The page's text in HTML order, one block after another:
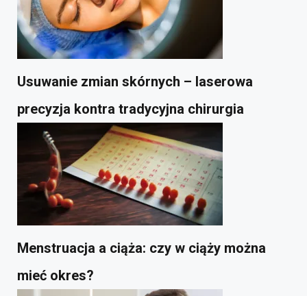
Usuwanie zmian skórnych – laserowa
precyzja kontra tradycyjna chirurgia
Menstruacja a ciąża: czy w ciąży można
mieć okres?